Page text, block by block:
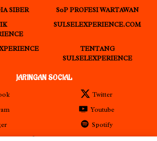
SIBER
S0P PROFESI WARTAWAN
SULSELEXPERIENCE.COM
TENTANG
SULSELEXPERIENCE
JARINGAN SOCIAL
Twitter
Youtube
Spotify